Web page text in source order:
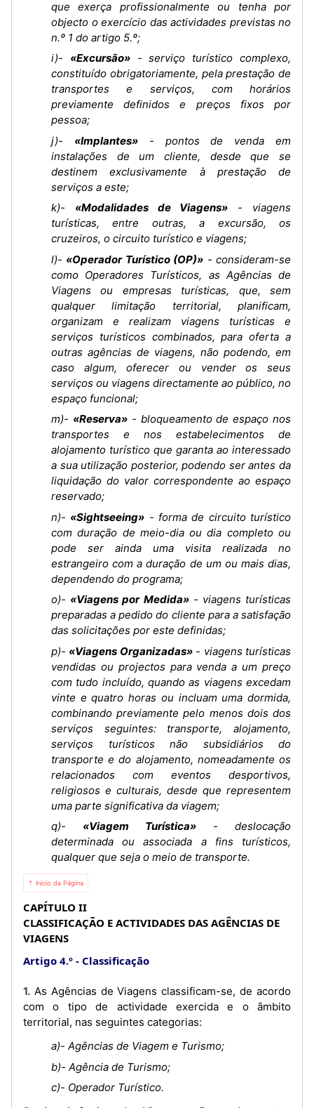
que exerça profissionalmente ou tenha por
objecto o exercício das actividades previstas no
n.º 1 do artigo 5.º;
i)- «Excursão»- serviço turístico complexo,
constituído obrigatoriamente, pela prestação de
transportes e serviços, com horários
previamente definidos e preços fixos por
pessoa;
j)- «Implantes»- pontos de venda em
instalações de um cliente, desde que se
destinem exclusivamente à prestação de
serviços a este;
k)- «Modalidades de Viagens» - viagens
turísticas, entre outras, a excursão, os
cruzeiros, o circuito turístico e viagens;
l)- «Operador Turístico (OP)» - consideram-se
como Operadores Turísticos, as Agências de
Viagens ou empresas turísticas, que, sem
qualquer limitação territorial, planificam,
organizam e realizam viagens turísticas e
serviços turísticos combinados, para oferta a
outras agências de viagens, não podendo, em
caso algum, oferecer ou vender os seus
serviços ou viagens directamente ao público, no
espaço funcional;
m)- «Reserva»- bloqueamento de espaço nos
transportes e nos estabelecimentos de
alojamento turístico que garanta ao interessado
a sua utilização posterior, podendo ser antes da
liquidação do valor correspondente ao espaço
reservado;
n)- «Sightseeing» - forma de circuito turístico
com duração de meio-dia ou dia completo ou
pode ser ainda uma visita realizada no
estrangeiro com a duração de um ou mais dias,
dependendo do programa;
o)- «Viagens por Medida»- viagens turísticas
preparadas a pedido do cliente para a satisfação
das solicitações por este definidas;
p)- «Viagens Organizadas»- viagens turísticas
vendidas ou projectos para venda a um preço
com tudo incluído, quando as viagens excedam
vinte e quatro horas ou incluam uma dormida,
combinando previamente pelo menos dois dos
serviços seguintes: transporte, alojamento,
serviços turísticos não subsidiários do
transporte e do alojamento, nomeadamente os
relacionados com eventos desportivos,
religiosos e culturais, desde que representem
uma parte significativa da viagem;
q)- «Viagem Turística» - deslocação
determinada ou associada a fins turísticos,
qualquer que seja o meio de transporte.
⇡ Início da Página
CAPÍTULO II
CLASSIFICAÇÃO E ACTIVIDADES DAS AGÊNCIAS DE
VIAGENS
Artigo 4.º
Classificação
1. As Agências de Viagens classificam-se, de acordo
com o tipo de actividade exercida e o âmbito
territorial, nas seguintes categorias:
a)- Agências de Viagem e Turismo;
b)- Agência de Turismo;
c)- Operador Turístico.